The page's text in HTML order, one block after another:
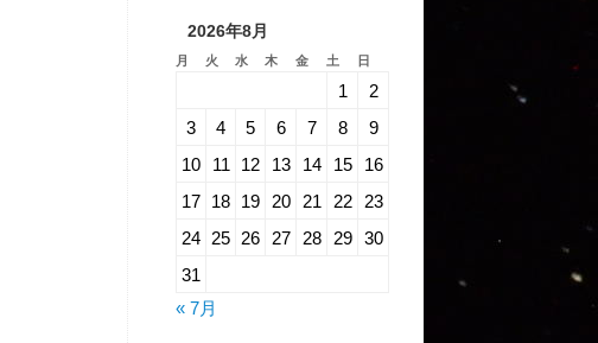
2026年8月
月 火 水 木 金 土 日
1
2
3
4 5 6 7 8
9
10
11 12 13 14 15
16
17 18 19 20 21 22
23
24 25 26 27 28 29
30
31
« 7月